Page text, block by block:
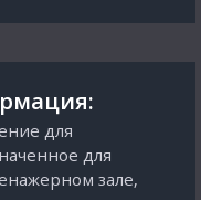
для
для
зале,